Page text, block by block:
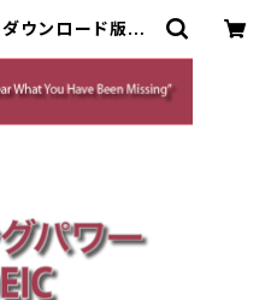
ウンロード版】 |
販売